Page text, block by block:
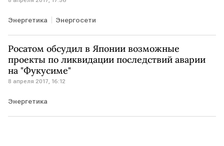
Энергетика Энергосети
Росатом обсудил в Японии возможные
проекты по ликвидации последствий аварии
на "Фукусиме"
8 апреля 2017, 16:12
Энергетика